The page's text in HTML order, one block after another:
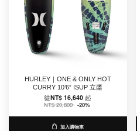
HURLEY｜ONE & ONLY HOT
CURRY 10’6” ISUP 立槳
從NT$ 16,640起
NT$ 20,800 -20%
加入購物車